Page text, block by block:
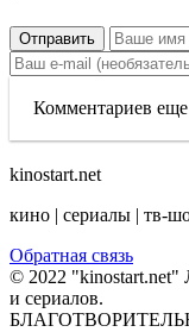
Отправить
Комментариев
kinostart.net
кино | сериалы | тв-
Обратная связь
© 2022 "kinostart.net"
и сериалов.